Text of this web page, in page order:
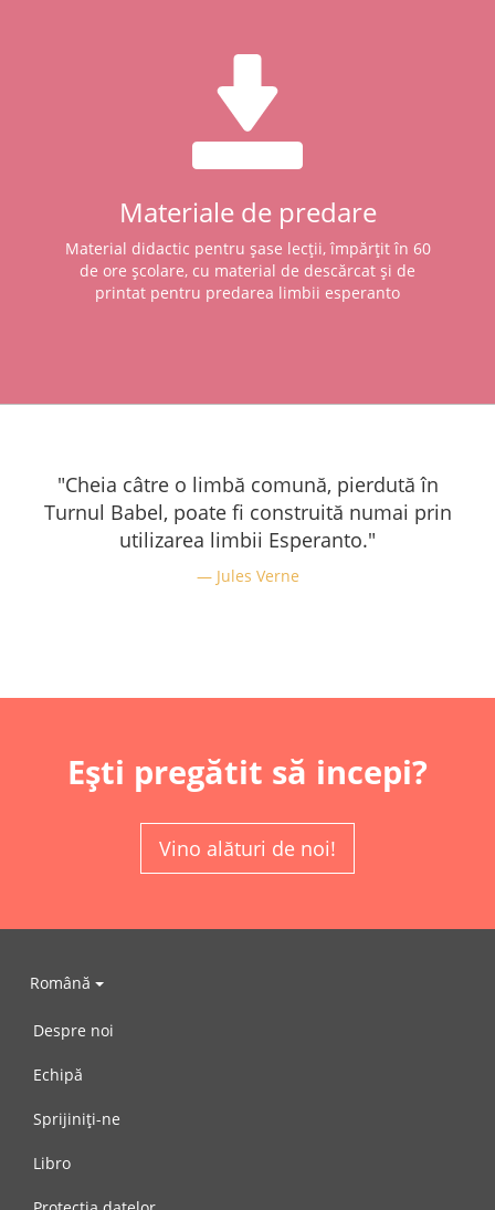
Materiale de predare
Material didactic pentru șase lecții, împărțit în 60
de ore școlare, cu material de descărcat și de
printat pentru predarea limbii esperanto
"Cheia câtre o limbă comună, pierdută în
Turnul Babel, poate fi construită numai prin
utilizarea limbii Esperanto."
Jules Verne
Ești pregătit să incepi?
Vino alături de noi!
Română
Despre noi
Echipă
Sprijiniți-ne
Libro